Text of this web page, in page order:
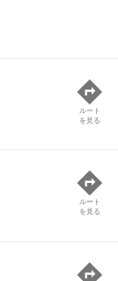
ルート
を見る
ルート
を見る